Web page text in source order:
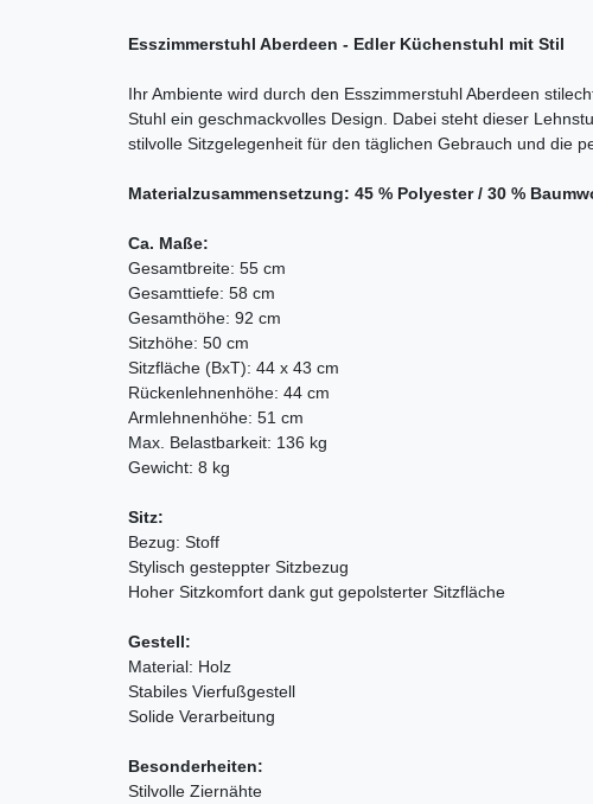
Esszimmerstuhl Aberdeen - Edler Küchenstuhl mit Stil
Ihr Ambiente wird durch den Esszimmerstuhl Aberdeen
Stuhl ein geschmackvolles Design. Dabei steht dieser
stilvolle Sitzgelegenheit für den täglichen Gebrauch und die
Materialzusammensetzung: 45 % Polyester / 30 %
Ca. Maße:
Gesamtbreite: 55 cm
Gesamttiefe: 58 cm
Gesamthöhe: 92 cm
Sitzhöhe: 50 cm
Sitzfläche (BxT): 44 x 43 cm
Rückenlehnenhöhe: 44 cm
Armlehnenhöhe: 51 cm
Max. Belastbarkeit: 136 kg
Gewicht: 8 kg
Sitz:
Bezug: Stoff
Stylisch gesteppter Sitzbezug
Hoher Sitzkomfort dank gut gepolsterter Sitzfläche
Gestell:
Material: Holz
Stabiles Vierfußgestell
Solide Verarbeitung
Besonderheiten:
Stilvolle Ziernähte